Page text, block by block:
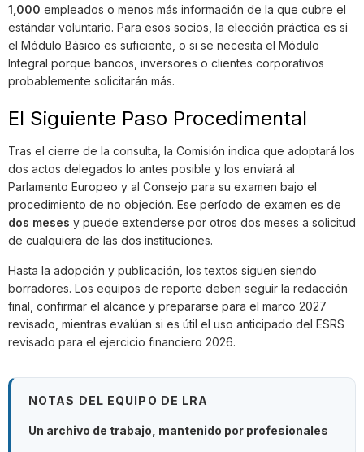
1,000 empleados o menos más información de la que cubre el
estándar voluntario. Para esos socios, la elección práctica es si
el Módulo Básico es suficiente, o si se necesita el Módulo
Integral porque bancos, inversores o clientes corporativos
probablemente solicitarán más.
El Siguiente Paso Procedimental
Tras el cierre de la consulta, la Comisión indica que adoptará los
dos actos delegados lo antes posible y los enviará al
Parlamento Europeo y al Consejo para su examen bajo el
procedimiento de no objeción. Ese período de examen es de
dos meses y puede extenderse por otros dos meses a solicitud
de cualquiera de las dos instituciones.
Hasta la adopción y publicación, los textos siguen siendo
borradores. Los equipos de reporte deben seguir la redacción
final, confirmar el alcance y prepararse para el marco 2027
revisado, mientras evalúan si es útil el uso anticipado del ESRS
revisado para el ejercicio financiero 2026.
NOTAS DEL EQUIPO DE LRA
Un archivo de trabajo, mantenido por profesionales